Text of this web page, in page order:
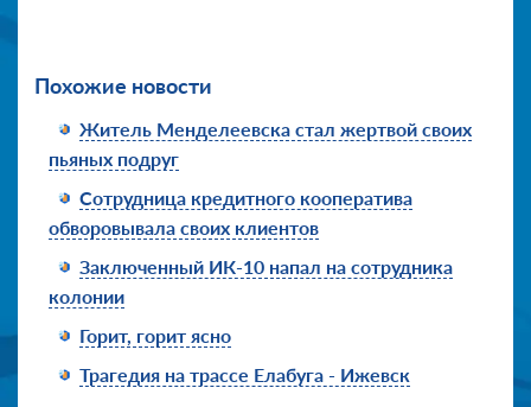
Похожие новости
Житель Менделеевска стал жертвой своих
пьяных подруг
Сотрудница кредитного кооператива
обворовывала своих клиентов
Заключенный ИК-10 напал на сотрудника
колонии
Горит, горит ясно
Трагедия на трассе Елабуга - Ижевск